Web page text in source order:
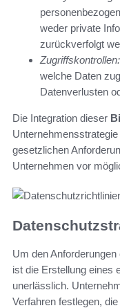
weder private
zurückverfolgt
Zugriffskontrollen:
welche Daten
Datenverlusten
Die Integration dieser
gesetzlichen
Unternehmen vor
Um den
ist die Erstellung eines
unerlässlich.
Verfahren festlegen,